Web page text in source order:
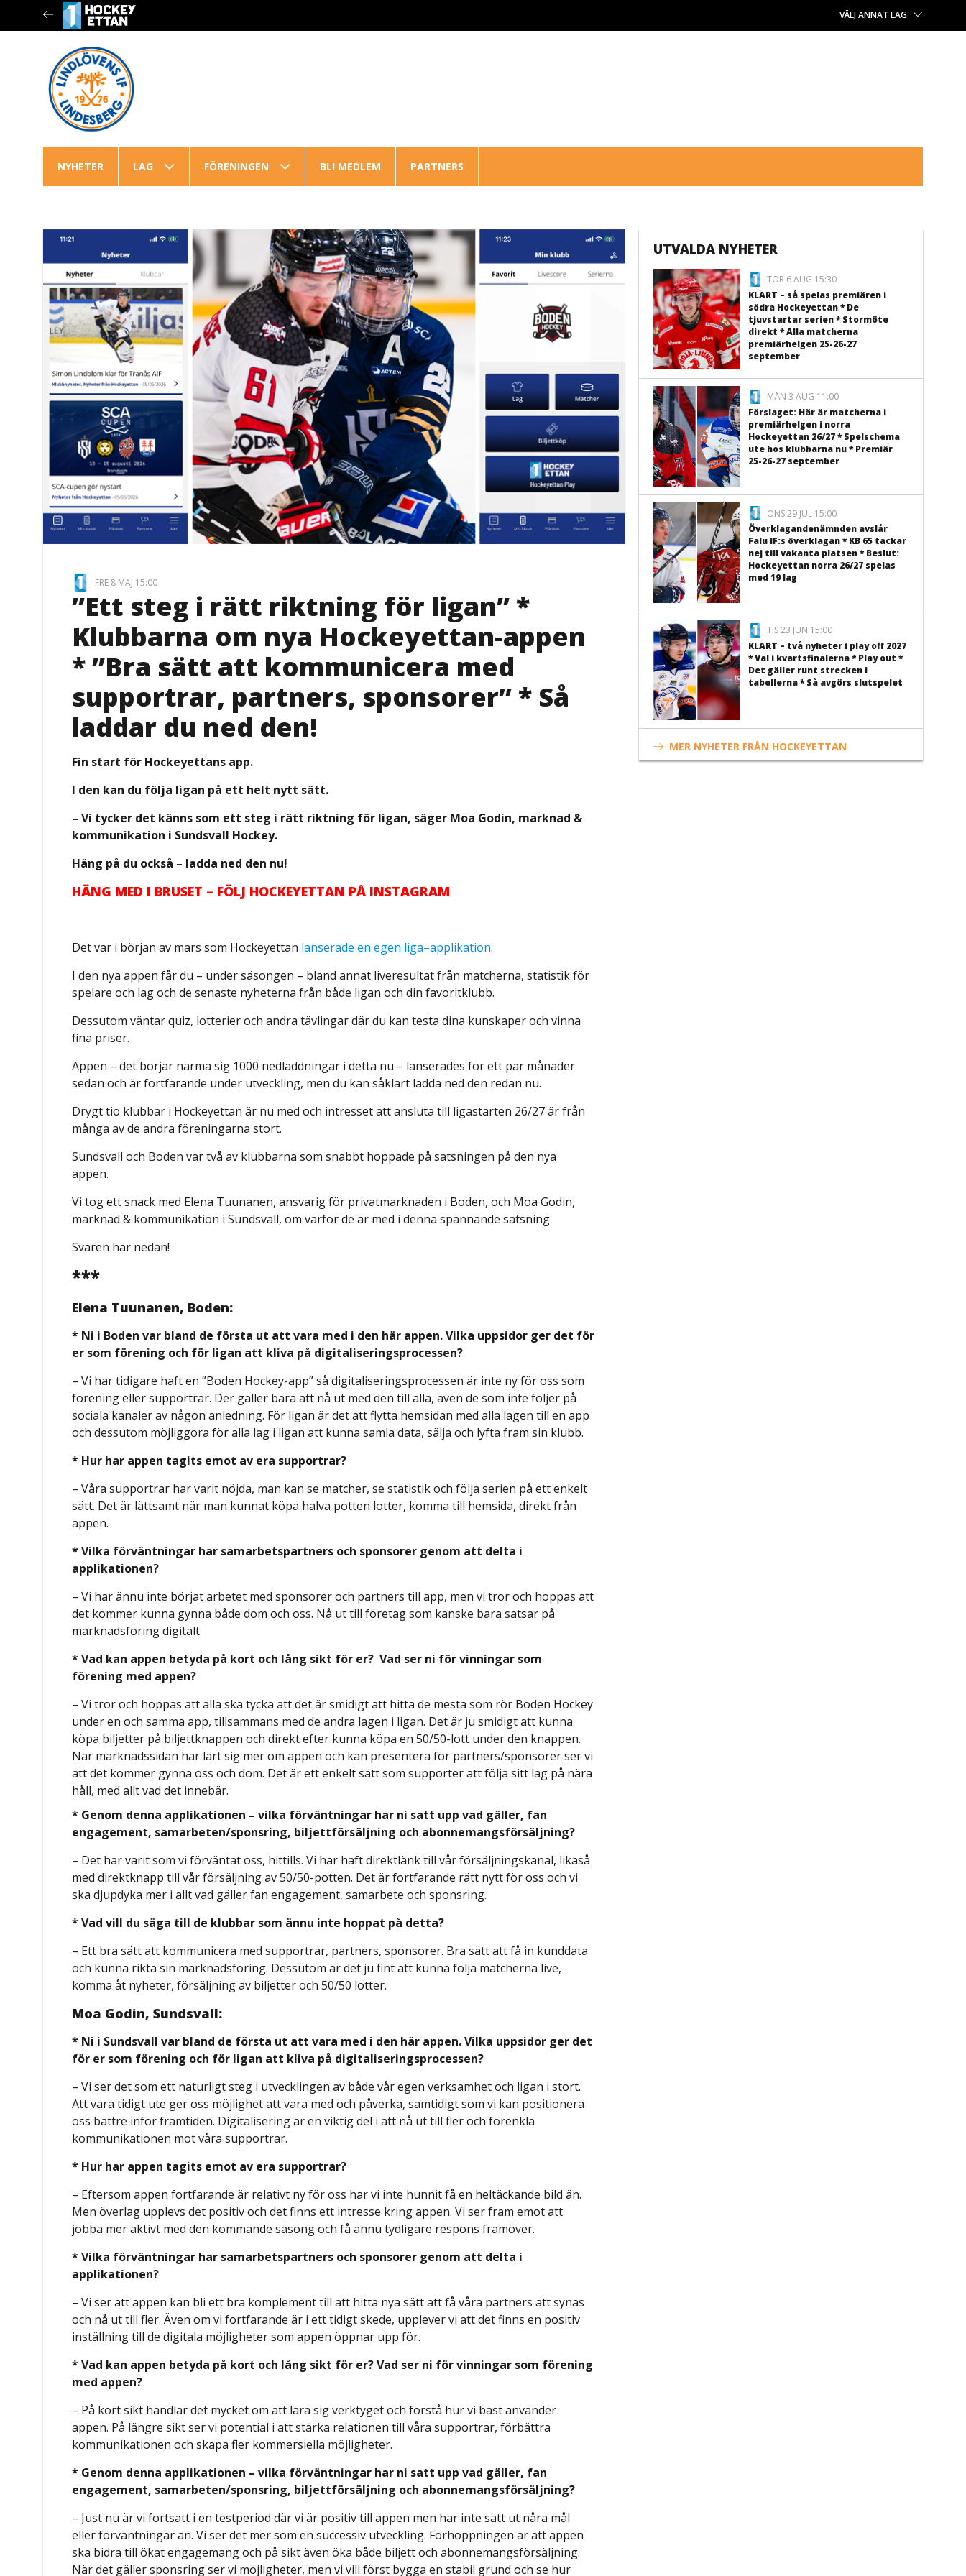
VÄLJ ANNAT LAG
NYHETER LAG FÖRENINGEN BLI MEDLEM PARTNERS
FRE 8 MAJ 15:00
”Ett steg i rätt riktning för ligan” *
Klubbarna om nya Hockeyettan-appen
* ”Bra sätt att kommunicera med
supportrar, partners, sponsorer” * Så
laddar du ned den!
Fin start för Hockeyettans app.
I den kan du följa ligan på ett helt nytt sätt.
– Vi tycker det känns som ett steg i rätt riktning för ligan, säger Moa Godin, marknad &
kommunikation i Sundsvall Hockey.
Häng på du också – ladda ned den nu!
HÄNG MED I BRUSET – FÖLJ HOCKEYETTAN PÅ INSTAGRAM
Det var i början av mars som Hockeyettan lanserade en egen liga–applikation.
I den nya appen får du – under säsongen – bland annat liveresultat från matcherna, statistik för
spelare och lag och de senaste nyheterna från både ligan och din favoritklubb.
Dessutom väntar quiz, lotterier och andra tävlingar där du kan testa dina kunskaper och vinna
fina priser.
Appen – det börjar närma sig 1000 nedladdningar i detta nu – lanserades för ett par månader
sedan och är fortfarande under utveckling, men du kan såklart ladda ned den redan nu.
Drygt tio klubbar i Hockeyettan är nu med och intresset att ansluta till ligastarten 26/27 är från
många av de andra föreningarna stort.
Sundsvall och Boden var två av klubbarna som snabbt hoppade på satsningen på den nya
appen.
Vi tog ett snack med Elena Tuunanen, ansvarig för privatmarknaden i Boden, och Moa Godin,
marknad & kommunikation i Sundsvall, om varför de är med i denna spännande satsning.
Svaren här nedan!
***
Elena Tuunanen, Boden:
* Ni i Boden var bland de första ut att vara med i den här appen. Vilka uppsidor ger det för
er som förening och för ligan att kliva på digitaliseringsprocessen?
– Vi har tidigare haft en ”Boden Hockey-app” så digitaliseringsprocessen är inte ny för oss som
förening eller supportrar. Der gäller bara att nå ut med den till alla, även de som inte följer på
sociala kanaler av någon anledning. För ligan är det att flytta hemsidan med alla lagen till en app
och dessutom möjliggöra för alla lag i ligan att kunna samla data, sälja och lyfta fram sin klubb.
* Hur har appen tagits emot av era supportrar?
– Våra supportrar har varit nöjda, man kan se matcher, se statistik och följa serien på ett enkelt
sätt. Det är lättsamt när man kunnat köpa halva potten lotter, komma till hemsida, direkt från
appen.
* Vilka förväntningar har samarbetspartners och sponsorer genom att delta i
applikationen?
– Vi har ännu inte börjat arbetet med sponsorer och partners till app, men vi tror och hoppas att
det kommer kunna gynna både dom och oss. Nå ut till företag som kanske bara satsar på
marknadsföring digitalt.
* Vad kan appen betyda på kort och lång sikt för er? Vad ser ni för vinningar som
förening med appen?
– Vi tror och hoppas att alla ska tycka att det är smidigt att hitta de mesta som rör Boden Hockey
under en och samma app, tillsammans med de andra lagen i ligan. Det är ju smidigt att kunna
köpa biljetter på biljettknappen och direkt efter kunna köpa en 50/50-lott under den knappen.
När marknadssidan har lärt sig mer om appen och kan presentera för partners/sponsorer ser vi
att det kommer gynna oss och dom. Det är ett enkelt sätt som supporter att följa sitt lag på nära
håll, med allt vad det innebär.
* Genom denna applikationen – vilka förväntningar har ni satt upp vad gäller, fan
engagement, samarbeten/sponsring, biljettförsäljning och abonnemangsförsäljning?
– Det har varit som vi förväntat oss, hittills. Vi har haft direktlänk till vår försäljningskanal, likaså
med direktknapp till vår försäljning av 50/50-potten. Det är fortfarande rätt nytt för oss och vi
ska djupdyka mer i allt vad gäller fan engagement, samarbete och sponsring.
* Vad vill du säga till de klubbar som ännu inte hoppat på detta?
– Ett bra sätt att kommunicera med supportrar, partners, sponsorer. Bra sätt att få in kunddata
och kunna rikta sin marknadsföring. Dessutom är det ju fint att kunna följa matcherna live,
komma åt nyheter, försäljning av biljetter och 50/50 lotter.
Moa Godin, Sundsvall:
* Ni i Sundsvall var bland de första ut att vara med i den här appen. Vilka uppsidor ger det
för er som förening och för ligan att kliva på digitaliseringsprocessen?
– Vi ser det som ett naturligt steg i utvecklingen av både vår egen verksamhet och ligan i stort.
Att vara tidigt ute ger oss möjlighet att vara med och påverka, samtidigt som vi kan positionera
oss bättre inför framtiden. Digitalisering är en viktig del i att nå ut till fler och förenkla
kommunikationen mot våra supportrar.
* Hur har appen tagits emot av era supportrar?
– Eftersom appen fortfarande är relativt ny för oss har vi inte hunnit få en heltäckande bild än.
Men överlag upplevs det positiv och det finns ett intresse kring appen. Vi ser fram emot att
jobba mer aktivt med den kommande säsong och få ännu tydligare respons framöver.
* Vilka förväntningar har samarbetspartners och sponsorer genom att delta i
applikationen?
– Vi ser att appen kan bli ett bra komplement till att hitta nya sätt att få våra partners att synas
och nå ut till fler. Även om vi fortfarande är i ett tidigt skede, upplever vi att det finns en positiv
inställning till de digitala möjligheter som appen öppnar upp för.
* Vad kan appen betyda på kort och lång sikt för er? Vad ser ni för vinningar som förening
med appen?
– På kort sikt handlar det mycket om att lära sig verktyget och förstå hur vi bäst använder
appen. På längre sikt ser vi potential i att stärka relationen till våra supportrar, förbättra
kommunikationen och skapa fler kommersiella möjligheter.
* Genom denna applikationen – vilka förväntningar har ni satt upp vad gäller, fan
engagement, samarbeten/sponsring, biljettförsäljning och abonnemangsförsäljning?
– Just nu är vi fortsatt i en testperiod där vi är positiv till appen men har inte satt ut nåra mål
eller förväntningar än. Vi ser det mer som en successiv utveckling. Förhoppningen är att appen
ska bidra till ökat engagemang och på sikt även öka både biljett och abonnemangsförsäljning.
När det gäller sponsring ser vi möjligheter, men vi vill först bygga en stabil grund och se hur
UTVALDA NYHETER
TOR 6 AUG 15:30
KLART – så spelas premiären i
södra Hockeyettan * De
tjuvstartar serien * Stormöte
direkt * Alla matcherna
premiärhelgen 25-26-27
september
MÅN 3 AUG 11:00
Förslaget: Här är matcherna i
premiärhelgen i norra
Hockeyettan 26/27 * Spelschema
ute hos klubbarna nu * Premiär
25-26-27 september
ONS 29 JUL 15:00
Överklagandenämnden avslår
Falu IF:s överklagan * KB 65 tackar
nej till vakanta platsen * Beslut:
Hockeyettan norra 26/27 spelas
med 19 lag
TIS 23 JUN 15:00
KLART – två nyheter i play off 2027
* Val i kvartsfinalerna * Play out *
Det gäller runt strecken i
tabellerna * Så avgörs slutspelet
MER NYHETER FRÅN HOCKEYETTAN